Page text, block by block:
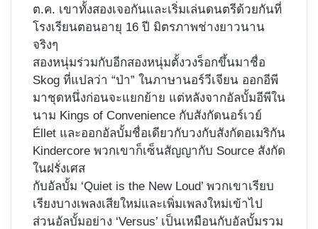
ต.ค. เขาทั้งสองเจอกันและเริ่มเล่นดนตรีด้วยกันที่
โรงเรียนตอนอายุ 16 ปี มิตรภาพช่างยาวนาน
จริงๆ
สองหนุ่มร่วมกับอีกสองหนุ่มตั้งวงร็อกขึ้นมาชื่อ
Skog ที่แปลว่า “ป่า” ในภาษานอร์วีเจียน ออกอีพี
มาชุดหนึ่งก่อนจะแยกย้าย แต่หลังจากอัลบั้มอีพีใน
นาม Kings of Convenience กับสังกัดนอร์เวย์
Éllet และออกอัลบั้มชื่อเดียวกับวงกับสังกัดอเมริกัน
Kindercore พวกเขาก็เซ็นสัญญากับ Source สังกัด
ในฝรั่งเศส
กับอัลบั้ม ‘Quiet is the New Loud’ พวกเขาเรียบ
เรียงบางเพลงเสียใหม่และเพิ่มเพลงใหม่เข้าไป
ส่วนอัลบั้มอย่าง ‘Versus’ เป็นเหมือนกับอัลบั้มรวม